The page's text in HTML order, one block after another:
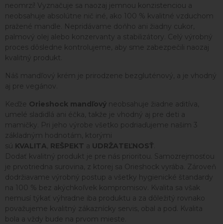
neomrzí! Vyznačuje sa naozaj jemnou konzistenciou a
neobsahuje absolútne nič iné, ako 100 % kvalitné vzduchom
pražené mandle. Nepridávame doňho ani žiadny cukor,
palmový olej alebo konzervanty a stabilizátory. Celý výrobný
proces dôsledne kontrolujeme, aby sme zabezpečili naozaj
kvalitný produkt.
Náš mandľový krém je prirodzene bezgluténový, a je vhodný
aj pre vegánov.
Keďže Orieshock mandľový neobsahuje žiadne aditíva,
umelé sladidlá ani éčka, takže je vhodný aj pre deti a
mamičky. Pri jeho výrobe všetko podriaďujeme našim 3
základným hodnotám, ktorými
sú KVALITA, REŠPEKT a UDRŽATEĽNOSŤ
Dodať kvalitný produkt je pre nás prioritou. Samozrejmosťou
je prvotriedna surovina, z ktorej sa Orieshock vyrába. Zároveň
dodržiavame výrobný postup a všetky hygienické štandardy
na 100 % bez akýchkoľvek kompromisov. Kvalita sa však
nemusí týkať výhradne iba produktu a za dôležitý rovnako
považujeme kvalitný zákaznícky servis, obal a pod. Kvalita
bola a vždy bude na prvom mieste.